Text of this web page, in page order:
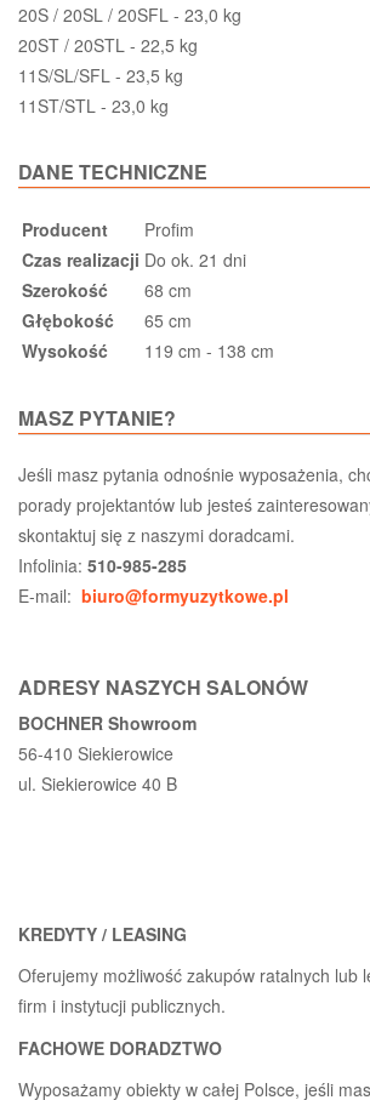
20S / 20SL / 20SFL - 23,0 kg
20ST / 20STL - 22,5 kg
11S/SL/SFL - 23,5 kg
11ST/STL - 23,0 kg
DANE TECHNICZNE
Producent
Profim
Czas realizacji Do ok. 21 dni
Szerokość
68 cm
Głębokość
65 cm
Wysokość
119 cm - 138 cm
MASZ PYTANIE?
Jeśli masz pytania odnośnie wyposażenia,
porady projektantów lub jesteś
skontaktuj się z naszymi doradcami.
Infolinia: 510-985-285
E-mail: biuro@formyuzytkowe.pl
ADRESY NASZYCH SALONÓW
BOCHNER Showroom
56-410 Siekierowice
ul. Siekierowice 40 B
KREDYTY / LEASING
Oferujemy możliwość zakupów ratalnych lub
firm i instytucji publicznych.
FACHOWE DORADZTWO
Wyposażamy obiekty w całej Polsce, jeśli